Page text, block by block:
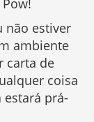
não estiver
ambiente
carta de
coisa
estará prá-